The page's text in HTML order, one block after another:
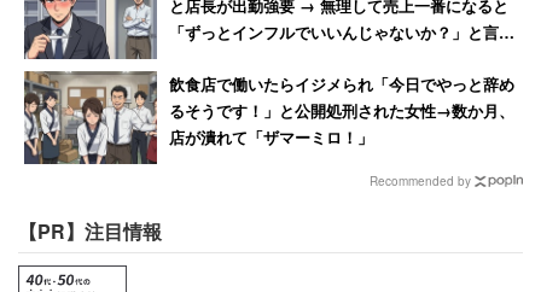
と店長が出勤強要 → 無理して売上一番になると
「ずっとインフルでいいんじゃないか？」と言わ
飲食店で働いたらイジメられ「今日でやっと辞め
るそうです！」と公開処刑された女性→数か月、
店が潰れて「ザマーミロ！」
Recommended by
【PR】注目情報